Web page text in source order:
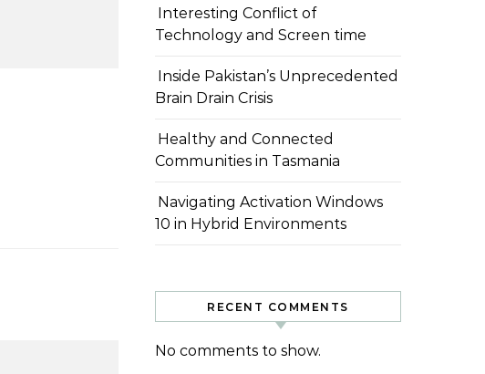
Interesting Conflict of
Technology and Screen time
Inside Pakistan’s Unprecedented
Brain Drain Crisis
Healthy and Connected
Communities in Tasmania
Navigating Activation Windows
10 in Hybrid Environments
RECENT COMMENTS
No comments to show.